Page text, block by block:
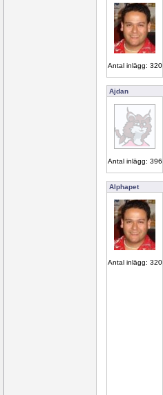
Antal inlägg: 320
Ajdan
Antal inlägg: 396
Alphapet
Antal inlägg: 320